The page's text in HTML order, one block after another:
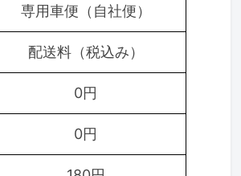
専用車便（自社便）
配送料（税込み）
0円
0円